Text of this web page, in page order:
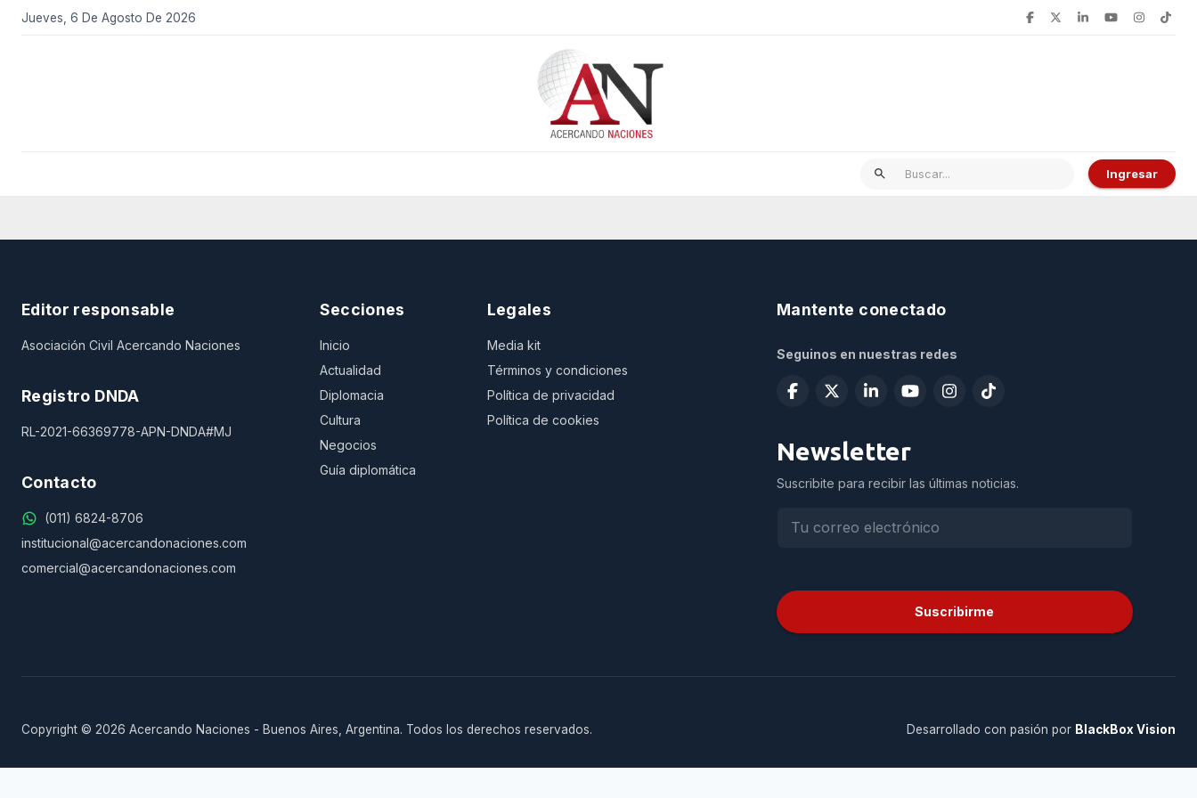
Jueves, 6 De Agosto De 2026
Ingresar
Editor responsable
Asociación Civil Acercando Naciones
Registro DNDA
RL-2021-66369778-APN-DNDA#MJ
Contacto
(011) 6824-8706
institucional@acercandonaciones.com
comercial@acercandonaciones.com
Secciones
Inicio
Actualidad
Diplomacia
Cultura
Negocios
Guía diplomática
Legales
Media kit
Términos y condiciones
Política de privacidad
Política de cookies
Mantente conectado
Seguinos en nuestras redes
Newsletter
Suscribite para recibir las últimas noticias.
Suscribirme
Copyright © 2026 Acercando Naciones - Buenos Aires, Argentina. Todos los derechos reservados. Desarrollado con pasión por BlackBox Vision